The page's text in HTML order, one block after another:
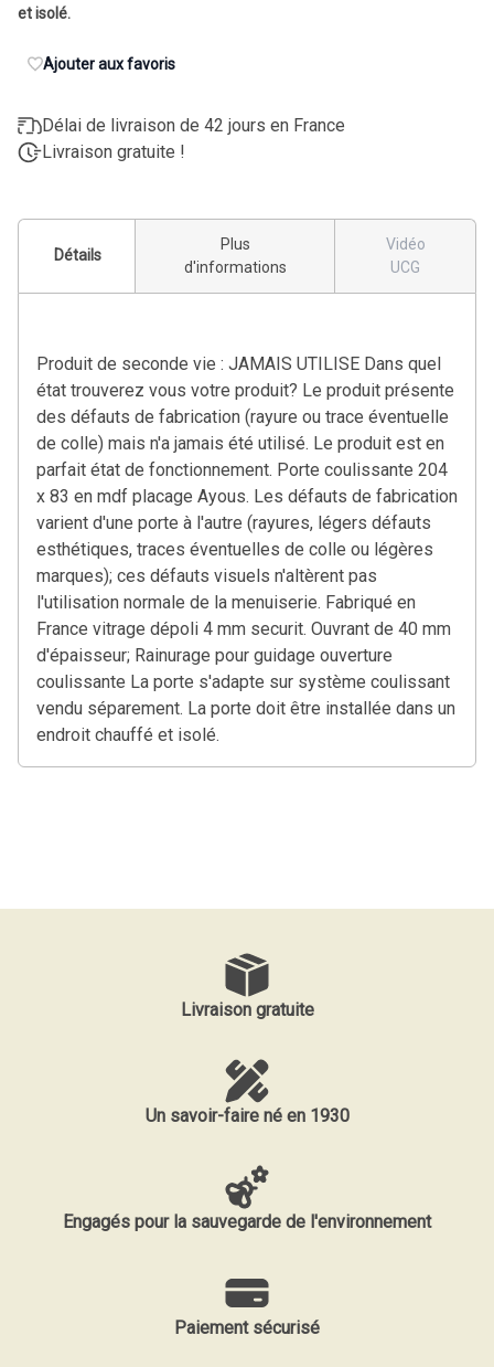
et isolé.
Ajouter aux favoris
Délai de livraison de 42 jours en France
Livraison gratuite !
Détails
Plus
d'informations
Vidéo
UCG
Produit de seconde vie : JAMAIS UTILISE Dans quel
état trouverez vous votre produit? Le produit présente
des défauts de fabrication (rayure ou trace éventuelle
de colle) mais n'a jamais été utilisé. Le produit est en
parfait état de fonctionnement. Porte coulissante 204
x 83 en mdf placage Ayous. Les défauts de fabrication
varient d'une porte à l'autre (rayures, légers défauts
esthétiques, traces éventuelles de colle ou légères
marques); ces défauts visuels n'altèrent pas
l'utilisation normale de la menuiserie. Fabriqué en
France vitrage dépoli 4 mm securit. Ouvrant de 40 mm
d'épaisseur; Rainurage pour guidage ouverture
coulissante La porte s'adapte sur système coulissant
vendu séparement. La porte doit être installée dans un
endroit chauffé et isolé.
Livraison gratuite
Un savoir-faire né en 1930
Engagés pour la sauvegarde de l'environnement
Paiement sécurisé